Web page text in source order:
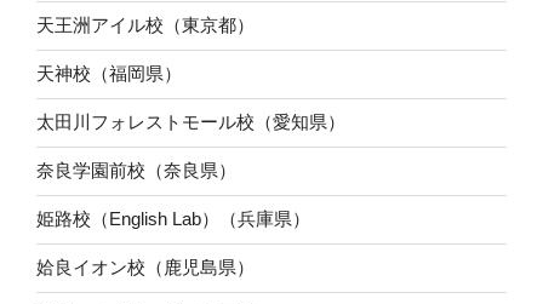
天王洲アイル校（東京都）
天神校（福岡県）
太田川フォレストモール校（愛知県）
奈良学園前校（奈良県）
姫路校（English Lab）（兵庫県）
姶良イオン校（鹿児島県）